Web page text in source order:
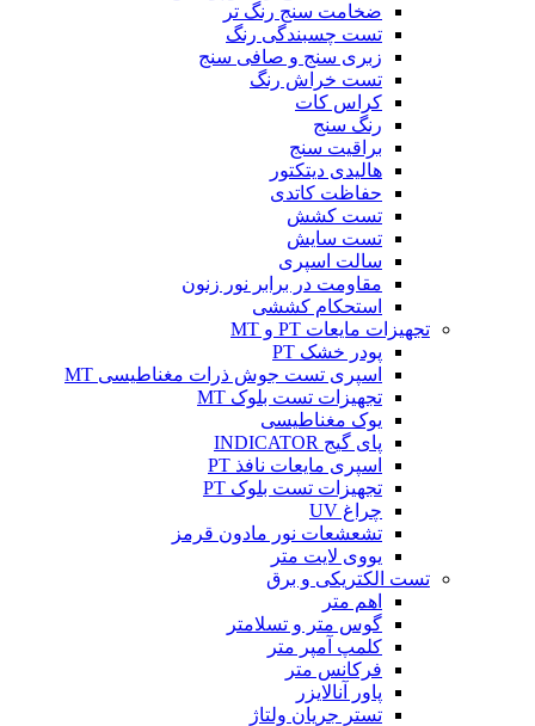
ضخامت سنج رنگ تر
تست چسبندگی رنگ
زبری سنج و صافی سنج
تست خراش رنگ
کراس کات
رنگ سنج
براقیت سنج
هالیدی دیتکتور
حفاظت کاتدی
تست کشش
تست سایش
سالت اسپری
مقاومت در برابر نور زنون
استحکام کششی
تجهیزات مایعات PT و MT
پودر خشک PT
اسپری تست جوش ذرات مغناطیسی MT
تجهیزات تست بلوک MT
یوک مغناطیسی
پای گیج INDICATOR
اسپری مایعات نافذ PT
تجهیزات تست بلوک PT
چراغ UV
تشعشعات نور مادون قرمز
یووی لایت متر
تست الکتریکی و برق
اهم متر
گوس متر و تسلامتر
کلمپ آمپر متر
فرکانس متر
پاور آنالایزر
تستر جریان ولتاژ